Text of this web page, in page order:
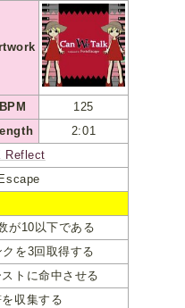
BPM
125
2:01
Reflect
が10以下である
クを3回取得する
トに命中させる
収集する